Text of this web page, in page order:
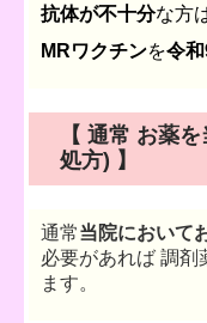
抗体が不十分な方
MRワクチンを令
【 通常 お薬
処方) 】
通常当院において
必要があれば 調剤
ます。